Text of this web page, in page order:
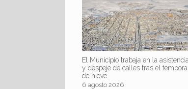
El Municipio trabaja en la asistencia
y despeje de calles tras el temporal
de nieve
6 agosto 2026